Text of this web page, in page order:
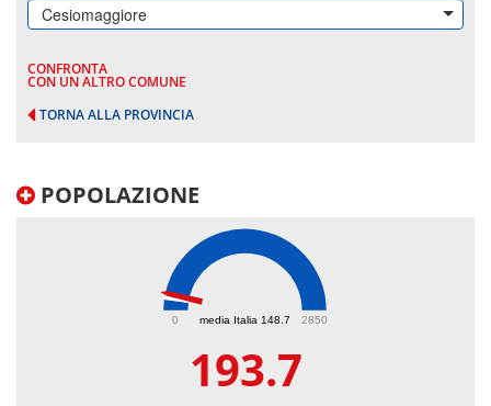
Cesiomaggiore
CONFRONTA
CON UN ALTRO COMUNE
TORNA ALLA PROVINCIA
POPOLAZIONE
media Italia 148.7
0 2850
193.7